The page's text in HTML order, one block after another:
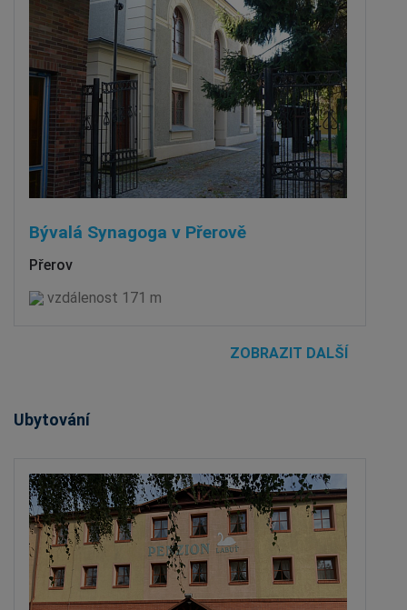
Bývalá Synagoga v Přerově
Přerov
vzdálenost 171 m
ZOBRAZIT DALŠÍ
Ubytování